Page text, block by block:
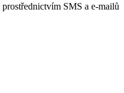
prostřednictvím SMS a e-mailů